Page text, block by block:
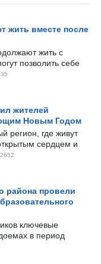
жить вместе после
жить с
позволить себе
жителей
Новым Годом
регион, где живут
сердцем и
2652
района провели
ключевые
в период